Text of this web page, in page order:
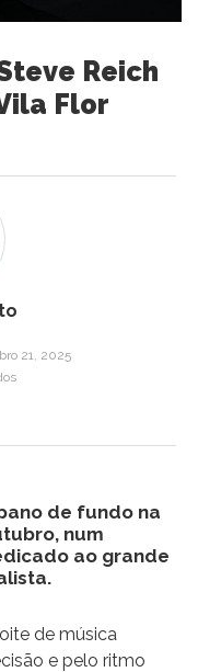
Reich
Flor
21, 2025
de fundo na
num
ao grande
de música
e pelo ritmo